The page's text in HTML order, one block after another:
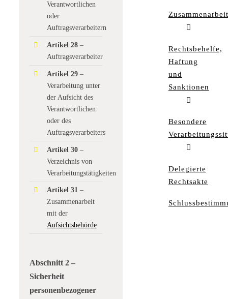
Verantwortlichen
oder
Auftragsverarbeitern
Artikel 28–
Auftragsverarbeiter
Artikel 29–
Verarbeitung unter
der Aufsicht des
Verantwortlichen
oder des
Auftragsverarbeiters
Artikel 30–
Verzeichnis von
Verarbeitungstätigkeiten
Artikel 31–
Zusammenarbeit
mit der
Aufsichtsbehörde
Abschnitt 2 –
Sicherheit
personenbezogener
Zusammenarbeit
Rechtsbehelfe,
Haftung
und
Sanktionen
Besondere
Delegierte
Rechtsakte